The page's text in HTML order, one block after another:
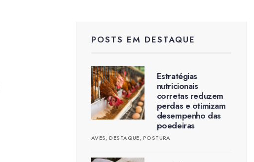
POSTS EM DESTAQUE
Estratégias
nutricionais
corretas reduzem
perdas e otimizam
desempenho das
poedeiras
AVES,DESTAQUE, POSTURA